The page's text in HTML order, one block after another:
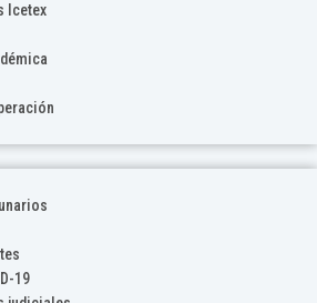
Icetex
19